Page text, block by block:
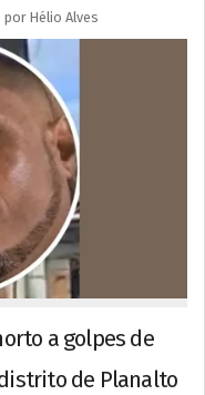
porHélio Alves
a golpes de
de Planalto